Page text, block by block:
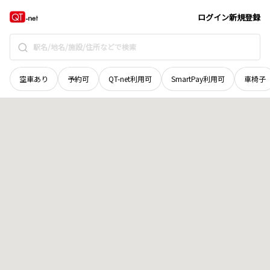
ログイン新規登録
空車あり 予約可 QT-net利用可 SmartPay利用可 車椅子
奈良県